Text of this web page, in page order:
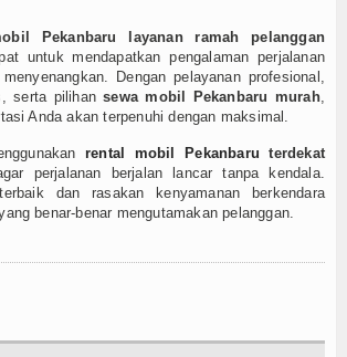
Pekanbaru layanan ramah pelanggan
untuk mendapatkan pengalaman perjalanan
Dengan pelayanan profesional,
serta pilihansewa mobil Pekanbaru murah,
Anda akan terpenuhi dengan maksimal.
rental mobil Pekanbaru terdekat
perjalanan berjalan lancar tanpa kendala.
dan rasakan kenyamanan berkendara
benar-benar mengutamakan pelanggan.